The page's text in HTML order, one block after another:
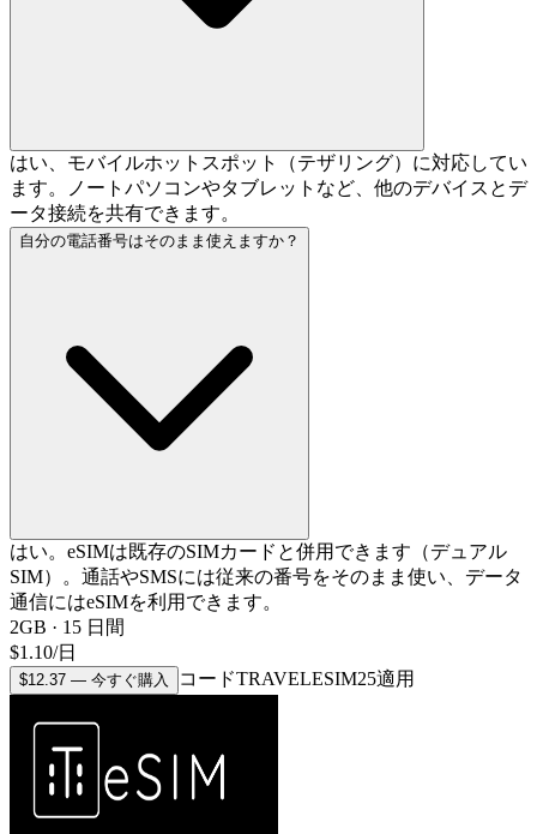
はい、モバイルホットスポット（テザリング）に対応してい
ます。ノートパソコンやタブレットなど、他のデバイスとデ
ータ接続を共有できます。
自分の電話番号はそのまま使えますか？
はい。eSIMは既存のSIMカードと併用できます（デュアル
SIM）。通話やSMSには従来の番号をそのまま使い、データ
通信にはeSIMを利用できます。
2GB · 15 日間
$1.10/日
$12.37 — 今すぐ購入 コードTRAVELESIM25適用